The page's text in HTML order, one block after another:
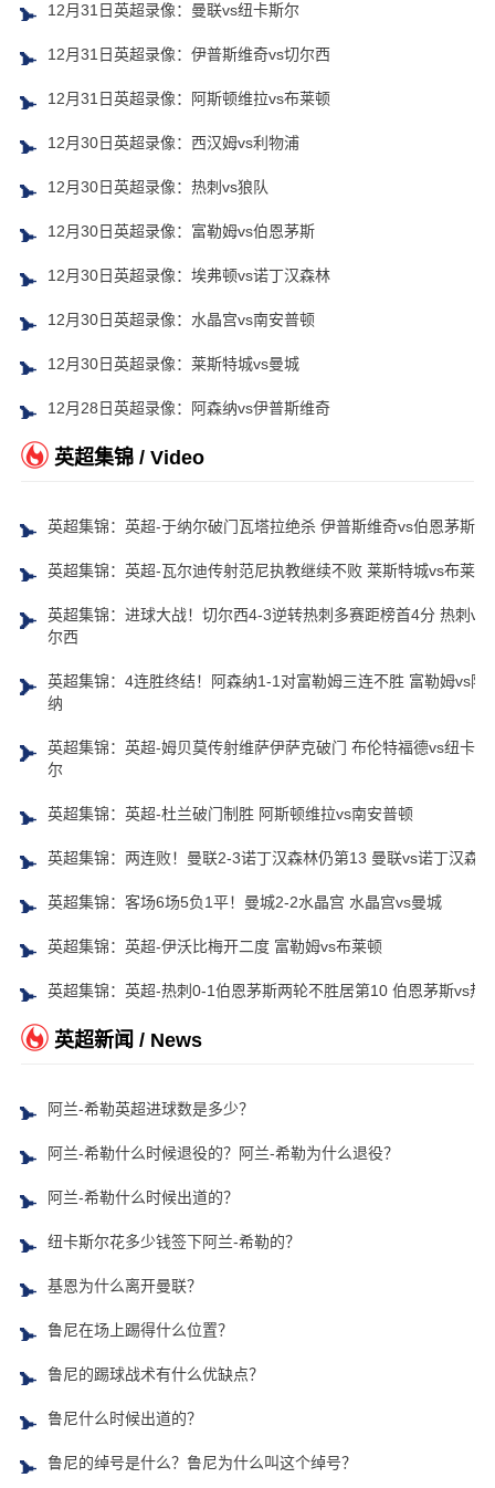
12月31日英超录像：曼联vs纽卡斯尔
12月31日英超录像：伊普斯维奇vs切尔西
12月31日英超录像：阿斯顿维拉vs布莱顿
12月30日英超录像：西汉姆vs利物浦
12月30日英超录像：热刺vs狼队
12月30日英超录像：富勒姆vs伯恩茅斯
12月30日英超录像：埃弗顿vs诺丁汉森林
12月30日英超录像：水晶宫vs南安普顿
12月30日英超录像：莱斯特城vs曼城
12月28日英超录像：阿森纳vs伊普斯维奇
英超集锦 / Video
英超集锦：英超-于纳尔破门瓦塔拉绝杀 伊普斯维奇vs伯恩茅斯
英超集锦：英超-瓦尔迪传射范尼执教继续不败 莱斯特城vs布莱顿
英超集锦：进球大战！切尔西4-3逆转热刺多赛距榜首4分 热刺vs
尔西
英超集锦：4连胜终结！阿森纳1-1对富勒姆三连不胜 富勒姆vs阿
纳
英超集锦：英超-姆贝莫传射维萨伊萨克破门 布伦特福德vs纽卡斯
尔
英超集锦：英超-杜兰破门制胜 阿斯顿维拉vs南安普顿
英超集锦：两连败！曼联2-3诺丁汉森林仍第13 曼联vs诺丁汉森林
英超集锦：客场6场5负1平！曼城2-2水晶宫 水晶宫vs曼城
英超集锦：英超-伊沃比梅开二度 富勒姆vs布莱顿
英超集锦：英超-热刺0-1伯恩茅斯两轮不胜居第10 伯恩茅斯vs热
英超新闻 / News
阿兰-希勒英超进球数是多少？
阿兰-希勒什么时候退役的？阿兰-希勒为什么退役？
阿兰-希勒什么时候出道的？
纽卡斯尔花多少钱签下阿兰-希勒的？
基恩为什么离开曼联？
鲁尼在场上踢得什么位置？
鲁尼的踢球战术有什么优缺点？
鲁尼什么时候出道的？
鲁尼的绰号是什么？鲁尼为什么叫这个绰号？